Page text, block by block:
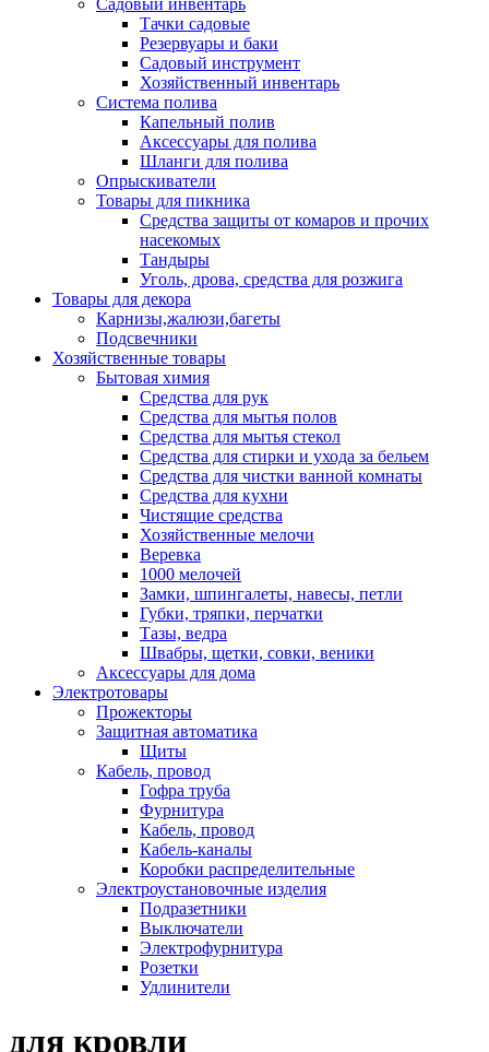
Садовый инвентарь
Тачки садовые
Резервуары и баки
Садовый инструмент
Хозяйственный инвентарь
Система полива
Капельный полив
Аксессуары для полива
Шланги для полива
Опрыскиватели
Товары для пикника
Средства защиты от комаров и прочих
насекомых
Тандыры
Уголь, дрова, средства для розжига
Товары для декора
Карнизы,жалюзи,багеты
Подсвечники
Хозяйственные товары
Бытовая химия
Средства для рук
Средства для мытья полов
Средства для мытья стекол
Средства для стирки и ухода за бельем
Средства для чистки ванной комнаты
Средства для кухни
Чистящие средства
Хозяйственные мелочи
Веревка
1000 мелочей
Замки, шпингалеты, навесы, петли
Губки, тряпки, перчатки
Тазы, ведра
Швабры, щетки, совки, веники
Аксессуары для дома
Электротовары
Прожекторы
Защитная автоматика
Щиты
Кабель, провод
Гофра труба
Фурнитура
Кабель, провод
Кабель-каналы
Коробки распределительные
Электроустановочные изделия
Подразетники
Выключатели
Электрофурнитура
Розетки
Удлинители
для кровли